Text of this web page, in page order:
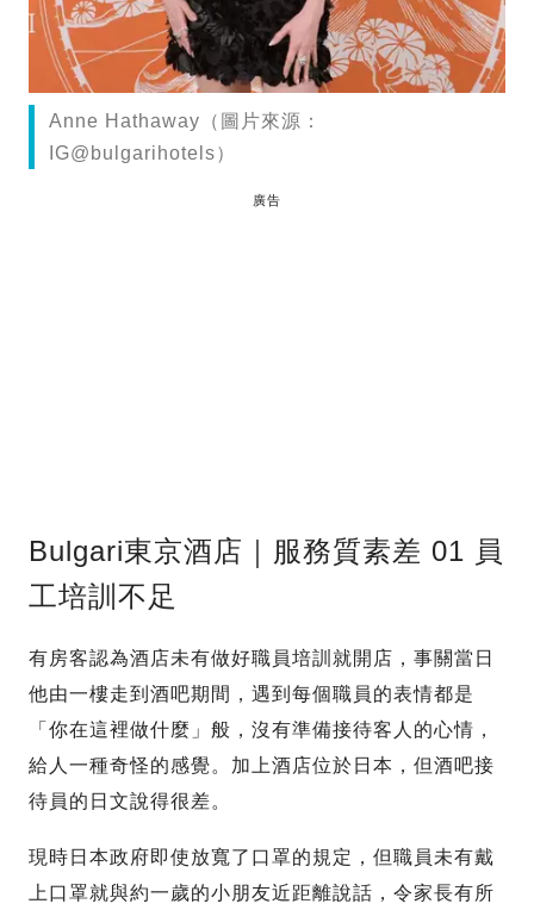
Anne Hathaway（圖片來源：
IG@bulgarihotels）
廣告
Bulgari東京酒店｜服務質素差 01 員
工培訓不足
有房客認為酒店未有做好職員培訓就開店，事關當日
他由一樓走到酒吧期間，遇到每個職員的表情都是
「你在這裡做什麼」般，沒有準備接待客人的心情，
給人一種奇怪的感覺。加上酒店位於日本，但酒吧接
待員的日文說得很差。
現時日本政府即使放寬了口罩的規定，但職員未有戴
上口罩就與約一歲的小朋友近距離說話，令家長有所